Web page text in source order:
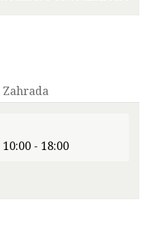
Zahrada
10:00 - 18:00